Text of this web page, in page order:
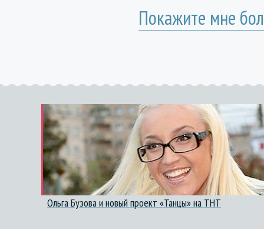
Покажите мне
Ольга Бузова и новый проект «Танцы» на ТНТ